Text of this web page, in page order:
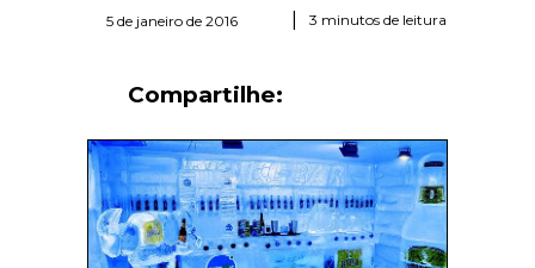
5 de janeiro de 2016 3 minutos de leitura
Compartilhe: